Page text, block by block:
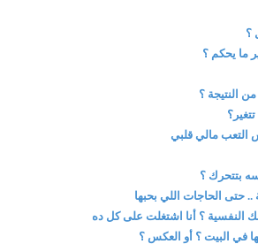
؟
ما يحكم ؟
النتيجة ؟
مالي قلبي
بتتحرك ؟
الحاجات اللي بحبها
؟ أنا اشتغلت على كل ده
في البيت ؟ أو العكس ؟